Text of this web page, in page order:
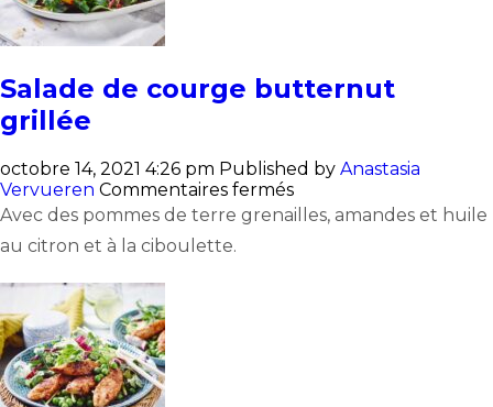
Salade de courge butternut
grillée
octobre 14, 2021 4:26 pm Published by Anastasia
Vervueren Commentaires ferméssur
Salade
Avec des pommes de terre grenailles, amandes et huile
au citron et à la ciboulette.